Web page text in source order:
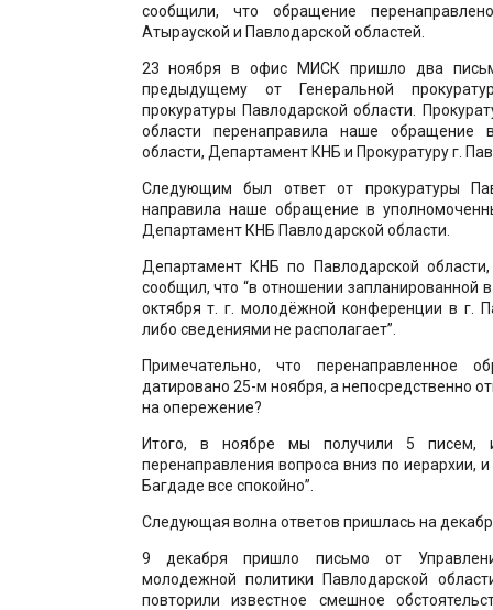
сообщили, что обращение
Атырауской и Павлодарской областей.
23 ноября в офис МИСК пришло два
предыдущему от Генеральной
прокуратуры Павлодарской области.
области перенаправила наше обращение
области, Департамент КНБ и Прокуратуру г.
Следующим был ответ от прокуратуры
направила наше обращение в
Департамент КНБ Павлодарской области.
Департамент КНБ по Павлодарской
сообщил, что “в отношении запланированной
октября т. г. молодёжной конференции в г.
либо сведениями не располагает”.
Примечательно, что перенаправленное
датировано 25-м ноября, а непосредственно
на опережение?
Итого, в ноябре мы получили 5
перенаправления вопроса вниз по иерархии,
Багдаде все спокойно”.
Следующая волна ответов пришлась на
9 декабря пришло письмо от
молодежной политики Павлодарской
повторили известное смешное